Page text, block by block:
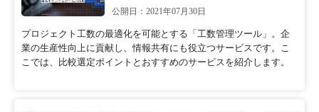
公開日：2021年07月30日
プロジェクト工数の最適化を可能とする「工数管理ツール」。企
業の生産性向上に貢献し、情報共有にも役立つサービスです。こ
こでは、比較選定ポイントとおすすめのサービスを紹介します。